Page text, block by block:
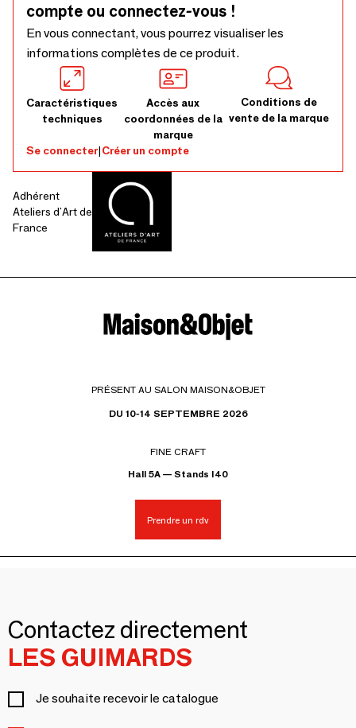
compte ou connectez-vous !
En vous connectant, vous pourrez visualiser les
informations complètes de ce produit.
Caractéristiques
techniques
Accès aux
coordonnées de la
marque
Conditions de
vente de la marque
Se connecter|Créer un compte
Adhérent
Ateliers d'Art de
France
PRÉSENT AU SALON MAISON&OBJET
DU 10-14 SEPTEMBRE 2026
FINE CRAFT
Hall 5A — Stands I40
Prendre un rdv
Contactez directement
LES GUIMARDS
Je souhaite recevoir le catalogue